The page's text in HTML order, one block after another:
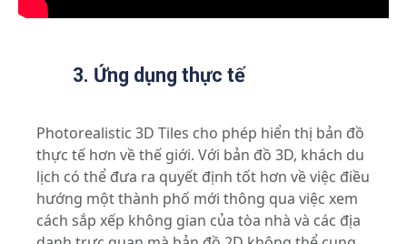
3. Ứng dụng thực tế
Photorealistic 3D Tiles cho phép hiển thị bản đồ
thực tế hơn về thế giới. Với bản đồ 3D, khách du
lịch có thể đưa ra quyết định tốt hơn về việc điều
hướng một thành phố mới thông qua việc xem
cách sắp xếp không gian của tòa nhà và các địa